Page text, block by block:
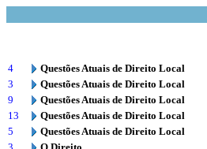
4
Questões Atuais de Direito Local
3
Questões Atuais de Direito Local
9
Questões Atuais de Direito Local
13
Questões Atuais de Direito Local
5
Questões Atuais de Direito Local